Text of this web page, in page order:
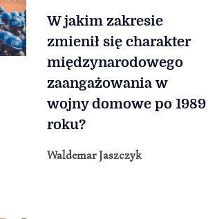
W jakim zakresie
zmienił się charakter
międzynarodowego
zaangażowania w
wojny domowe po 1989
roku?
Waldemar Jaszczyk